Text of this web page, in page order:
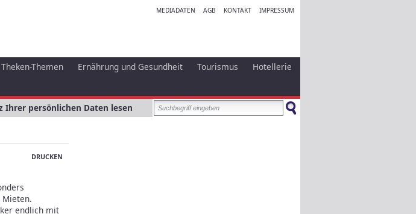
MEDIADATEN AGB KONTAKT IMPRESSUM
Theken-Themen Ernährung und Gesundheit Tourismus
Hotellerie
Ihrer persönlichen Daten lesen
DRUCKEN
endlich mit